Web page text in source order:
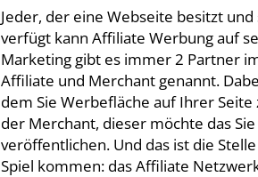
Jeder, der eine Webseite besitzt
verfügt kann Affiliate Werbung auf
Marketing gibt es immer 2 Partner
Affiliate und Merchant genannt.
dem Sie Werbefläche auf Ihrer
der Merchant, dieser möchte das
veröffentlichen. Und das ist die
Spiel kommen: das Affiliate